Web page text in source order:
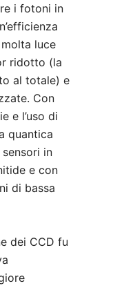
i fotoni in
luce
ridotto (la
al totale) e
Con
e l’uso di
quantica
in
e con
di bassa
dei CCD fu